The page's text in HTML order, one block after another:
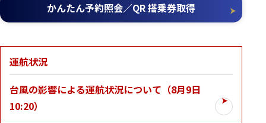
かんたん予約照会／QR 搭乗券取得
運航状況
台風の影響による運航状況について（8月9日
10:20）